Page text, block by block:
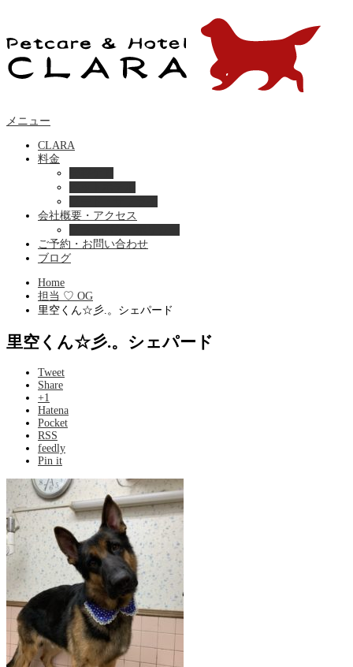
メニュー
CLARA
料金
会社概要・アクセス
ご予約・お問い合わせ
ブログ
Home
担当 ♡ OG
里空くん☆彡.。シェパード
里空くん☆彡.。シェパード
Tweet
Share
+1
Hatena
Pocket
RSS
feedly
Pin it